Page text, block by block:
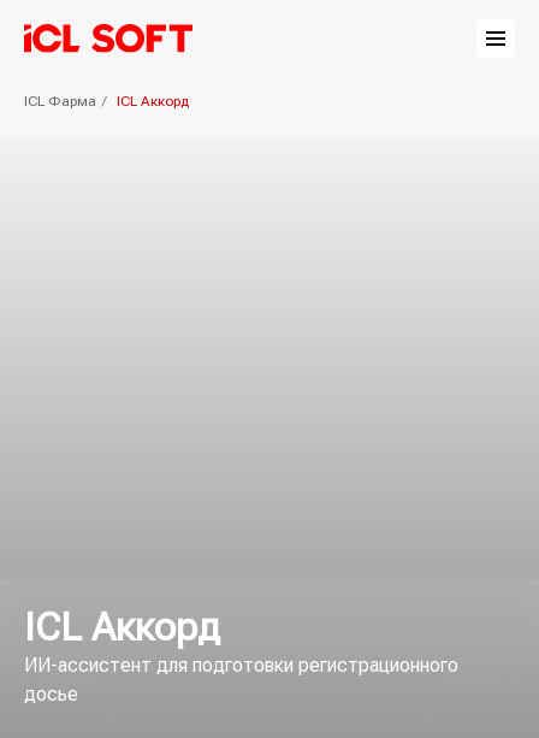
ICL Фарма / ICL Аккорд
ICL Аккорд
ИИ-ассистент для подготовки регистрационного
досье